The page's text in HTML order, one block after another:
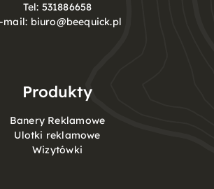
Tel: 531886658
mail: biuro@beequick.pl
Produkty
Banery Reklamowe
Ulotki reklamowe
Wizytówki